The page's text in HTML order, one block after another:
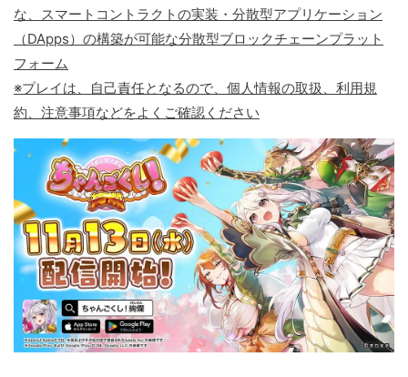
な、スマートコントラクトの実装・分散型アプリケーション
（DApps）の構築が可能な分散型ブロックチェーンプラット
フォーム
※プレイは、自己責任となるので、個人情報の取扱、利用規
約、注意事項などをよくご確認ください